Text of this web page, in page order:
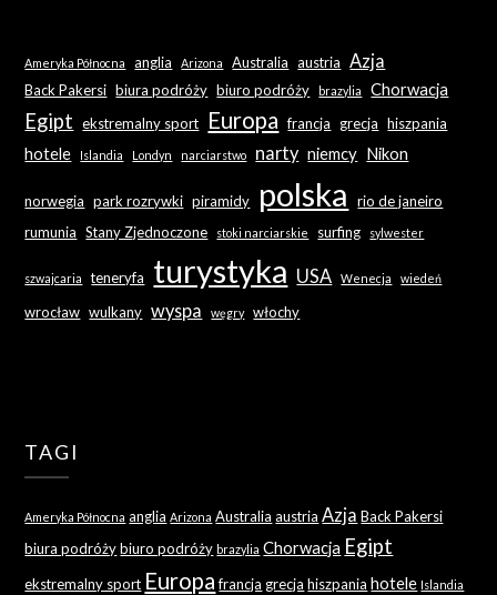
Ameryka Północna anglia Arizona Australia austria Azja
Back Pakersi biura podróży biuro podróży brazylia Chorwacja
Egipt ekstremalny sport Europa francja grecja hiszpania
hotele Islandia Londyn narciarstwo narty niemcy Nikon
norwegia park rozrywki piramidy polska
rio de janeiro
rumunia Stany Zjednoczone stoki narciarskie surfing sylwester
szwajcaria teneryfa turystyka USA Wenecja wiedeń
wrocław wulkany wyspa węgry włochy
TAGI
Ameryka Północna anglia Arizona Australia austria Azja Back Pakersi
biura podróży biuro podróży brazylia Chorwacja Egipt
ekstremalny sport Europa francja grecja hiszpania hotele Islandia